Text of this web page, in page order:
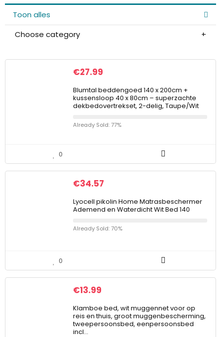
Toon alles
Choose category
€27.99
Blumtal beddengoed 140 x 200cm +
kussensloop 40 x 80cm – superzachte
dekbedovertrekset, 2-delig, Taupe/Wit
Already Sold: 77%
0
€34.57
Lyocell pikolin Home Matrasbeschermer
Ademend en Waterdicht Wit Bed 140
Already Sold: 70%
0
€13.99
Klamboe bed, wit muggennet voor op
reis en thuis, groot muggenbescherming,
tweepersoonsbed, eenpersoonsbed
incl…